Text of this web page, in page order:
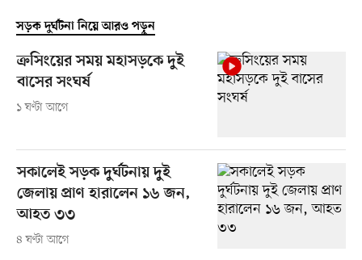
সড়ক দুর্ঘটনা নিয়ে আরও পড়ুন
ক্রসিংয়ের সময় মহাসড়কে দুই
বাসের সংঘর্ষ
১ ঘণ্টা আগে
সকালেই সড়ক দুর্ঘটনায় দুই
জেলায় প্রাণ হারালেন ১৬ জন,
আহত ৩৩
৪ ঘণ্টা আগে